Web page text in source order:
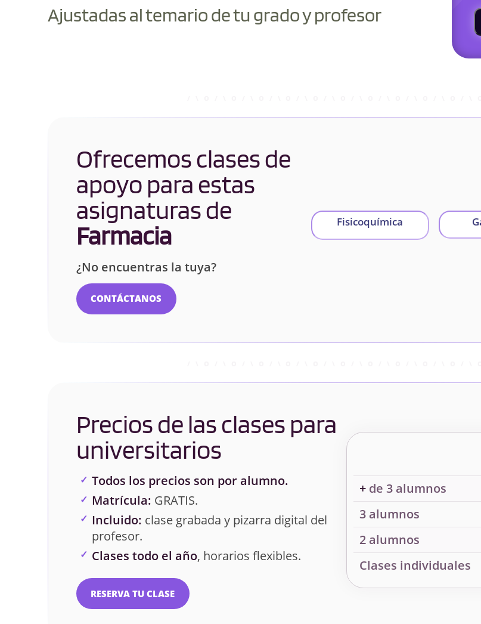
Ajustadas al temario de tu grado y profesor
Ofrecemos clases de
apoyo para estas
asignaturas de
Farmacia
¿No encuentras la tuya?
CONTÁCTANOS
Fisicoquímica
Precios de las clases para
universitarios
Todos los precios son por alumno.
Matrícula: GRATIS.
Incluido: clase grabada y pizarra digital del
profesor.
Clases todo el año, horarios flexibles.
RESERVA TU CLASE
+de 3 alumnos
3 alumnos
2 alumnos
Clases individuales